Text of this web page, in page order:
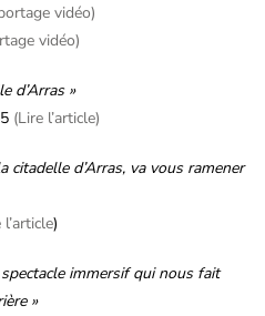
vidéo)
vidéo)
d’Arras »
(Lire l’article)
citadelle d’Arras, va vous ramener
l’article)
immersif qui nous fait
»